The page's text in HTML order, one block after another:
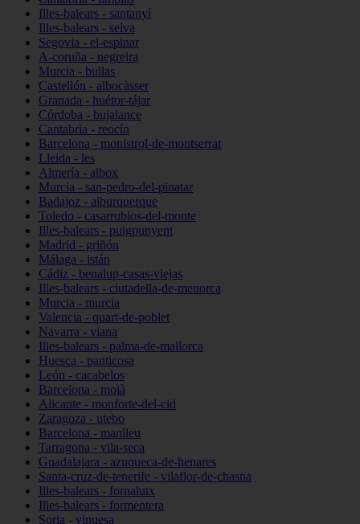
Illes-balears - santanyí
Illes-balears - selva
Segovia - el-espinar
A-coruña - negreira
Murcia - bullas
Castellón - albocàsser
Granada - huétor-tájar
Córdoba - bujalance
Cantabria - reocín
Barcelona - monistrol-de-montserrat
Lleida - les
Almería - albox
Murcia - san-pedro-del-pinatar
Badajoz - alburquerque
Toledo - casarrubios-del-monte
Illes-balears - puigpunyent
Madrid - griñón
Málaga - istán
Cádiz - benalup-casas-viejas
Illes-balears - ciutadella-de-menorca
Murcia - murcia
Valencia - quart-de-poblet
Navarra - viana
Illes-balears - palma-de-mallorca
Huesca - panticosa
León - cacabelos
Barcelona - moià
Alicante - monforte-del-cid
Zaragoza - utebo
Barcelona - manlleu
Tarragona - vila-seca
Guadalajara - azuqueca-de-henares
Santa-cruz-de-tenerife - vilaflor-de-chasna
Illes-balears - fornalutx
Illes-balears - formentera
Soria - vinuesa